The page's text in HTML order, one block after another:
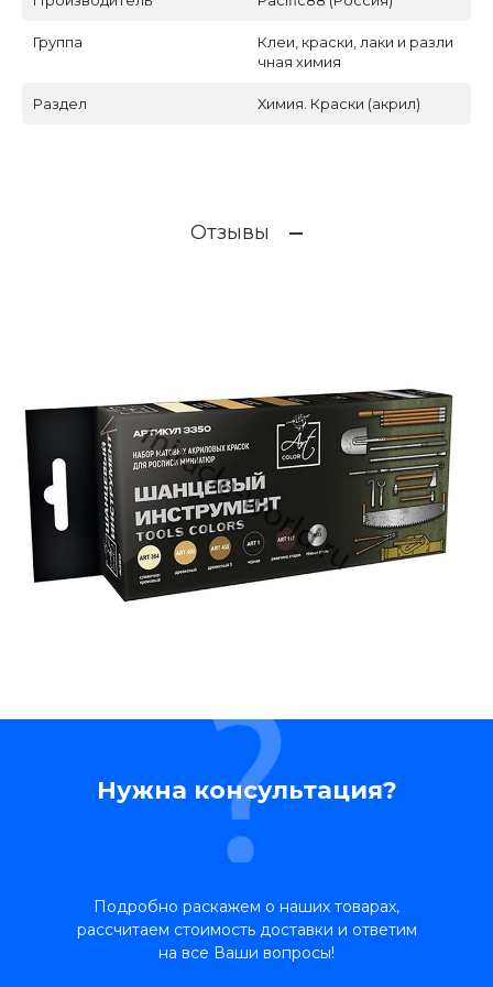
Группа
Клеи, краски, лаки и разли
чная химия
Раздел Химия. Краски (акрил)
Отзывы
Нужна консультация?
Подробно раскажем о наших товарах,
рассчитаем стоимость доставки и ответим
на все Ваши вопросы!